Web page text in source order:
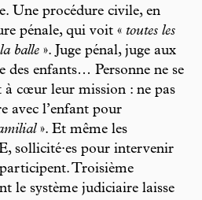
Une procédure civile, en
pénale, qui voit « toutes les
balle ». Juge pénal, juge aux
des enfants… Personne ne se
à cœur leur mission : ne pas
avec l’enfant pour
». Et même les
sollicité·es pour intervenir
Troisième
le système judiciaire laisse